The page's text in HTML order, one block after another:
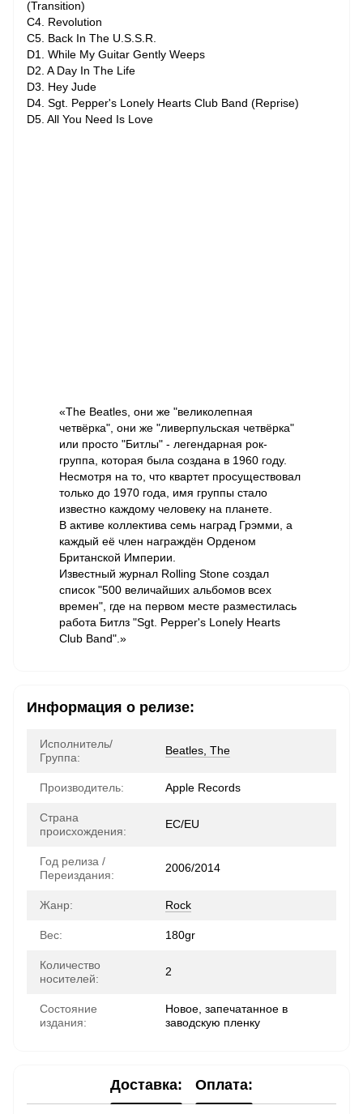
(Transition)
C4. Revolution
C5. Back In The U.S.S.R.
D1. While My Guitar Gently Weeps
D2. A Day In The Life
D3. Hey Jude
D4. Sgt. Pepper's Lonely Hearts Club Band (Reprise)
D5. All You Need Is Love
«The Beatles, они же "великолепная
четвёрка", они же "ливерпульская четвёрка"
или просто "Битлы" - легендарная рок-
группа, которая была создана в 1960 году.
Несмотря на то, что квартет просуществовал
только до 1970 года, имя группы стало
известно каждому человеку на планете.
В активе коллектива семь наград Грэмми, а
каждый её член награждён Орденом
Британской Империи.
Известный журнал Rolling Stone создал
список "500 величайших альбомов всех
времен", где на первом месте разместилась
работа Битлз "Sgt. Pepper's Lonely Hearts
Club Band".»
Информация о релизе:
Исполнитель/
Группа:
Beatles, The
Производитель: Apple Records
Страна
происхождения:
ЕС/EU
Год релиза /
Переиздания:
2006/2014
Жанр: Rock
Вес: 180gr
Количество
носителей:
2
Состояние
издания:
Новое, запечатанное в
заводскую пленку
Доставка: Оплата: